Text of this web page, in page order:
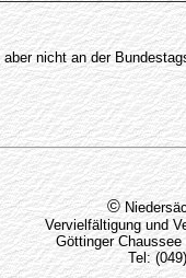
nicht an der
©
Vervielfältigung und
Göttinger
Tel: